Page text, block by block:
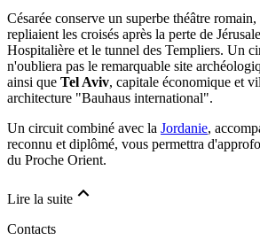
Césarée conserve un superbe théâtre
repliaient les croisés après la perte de
Hospitalière et le tunnel des Templiers. Un
n'oubliera pas le remarquable site
ainsi que Tel Aviv, capitale économique et
architecture "Bauhaus international".
Un circuit combiné avec la Jordanie,
reconnu et diplômé, vous permettra
du Proche Orient.
Lire la suite
Contacts